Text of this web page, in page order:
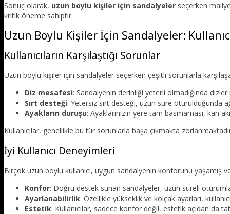
Sonuç olarak, uzun boylu kişiler için sandalyeler seçerken
kritik öneme sahiptir.
Uzun Boylu Kişiler İçin Sandalyeler:
Kullanıcıların Karşılaştığı Sorunlar
Uzun boylu kişiler için sandalyeler seçerken çeşitli sorunlarla
Diz mesafesi: Sandalyenin derinliği yeterli olmadığında
Sırt desteği: Yetersiz sırt desteği, uzun süre oturulduğunda
Ayakların duruşu: Ayaklarınızın yere tam basmaması, kan
Kullanıcılar, genellikle bu tür sorunlarla başa çıkmakta
İyi Kullanıcı Deneyimleri
Birçok uzun boylu kullanıcı, uygun sandalyenin konforunu yaşamış
Konfor: Doğru destek sunan sandalyeler, uzun süreli
Ayarlanabilirlik: Özellikle yükseklik ve kolçak ayarları,
Estetik: Kullanıcılar, sadece konfor değil, estetik açıdan da